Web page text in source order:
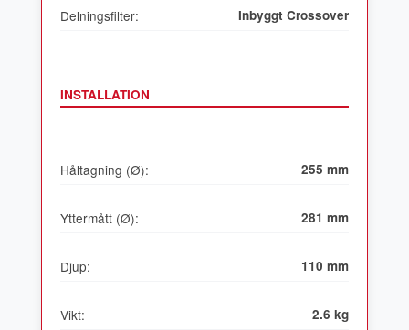
Delningsfilter: Inbyggt Crossover
INSTALLATION
Håltagning (Ø): 255 mm
Yttermått (Ø): 281 mm
Djup: 110 mm
Vikt: 2.6 kg